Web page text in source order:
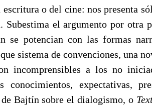
o del cine: nos presenta
Subestima el argumento por otra
se potencian con las formas
sistema de convenciones, una
incomprensibles a los no
conocimientos, expectativas,
Bajtín sobre el dialogismo, o